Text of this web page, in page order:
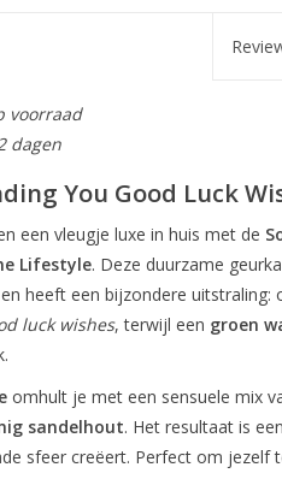
voorraad
dagen
You Good Luck
een vleugje luxe in huis met de
Lifestyle. Deze duurzame
heeft een bijzondere uitstraling:
luck wishes, terwijl een groen
omhult je met een sensuele mix
sandelhout. Het resultaat is
sfeer creëert. Perfect om jezelf